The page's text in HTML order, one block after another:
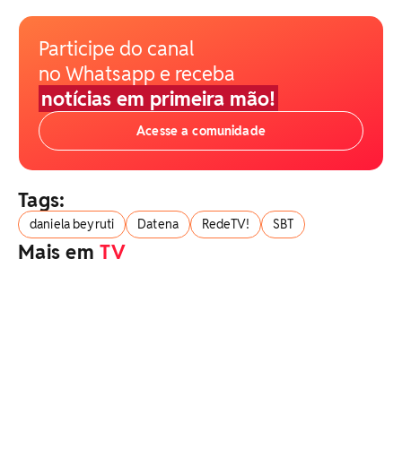
Participe do canal
no Whatsapp e receba
notícias em primeira mão!
Acesse a comunidade
Tags:
daniela beyruti Datena RedeTV! SBT
Mais emTV